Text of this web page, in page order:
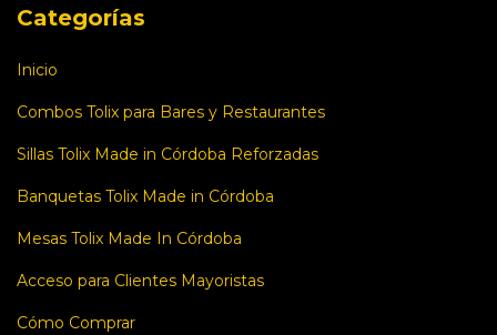
Categorías
Inicio
Combos Tolix para Bares y Restaurantes
Sillas Tolix Made in Córdoba Reforzadas
Banquetas Tolix Made in Córdoba
Mesas Tolix Made In Córdoba
Acceso para Clientes Mayoristas
Cómo Comprar